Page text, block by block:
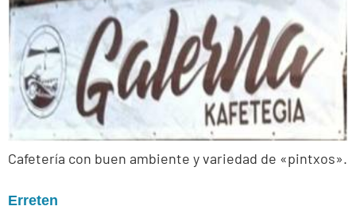
Cafetería con buen ambiente y variedad de «pintxos».
Erreten